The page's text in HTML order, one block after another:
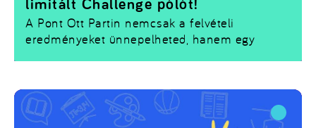
A Pont Ott Partin nemcsak a felvételi
eredményeket ünnepelheted, hanem egy
során a standoknál különböző feladatokat
teljesíthetsz, miközbenXP-t és Kreditet
gyűjtesz.
limitált Challenge pólót!